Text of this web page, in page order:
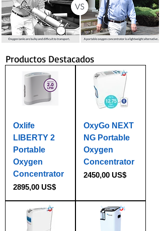
Oxlife
LIBERTY 2
Portable
Oxygen
Concentrator
Precio
2895,00 US$
OxyGo NEXT
NG Portable
Oxygen
Concentrator
Precio
2450,00 US$
Productos Destacados